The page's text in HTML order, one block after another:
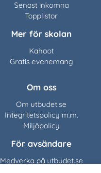
Senast inkomna
Topplistor
Mer för skolan
Kahoot
Gratis evenemang
Om oss
Om utbudet.se
Integritetspolicy m.m.
Miljöpolicy
För avsändare
Medverka på utbudet.se